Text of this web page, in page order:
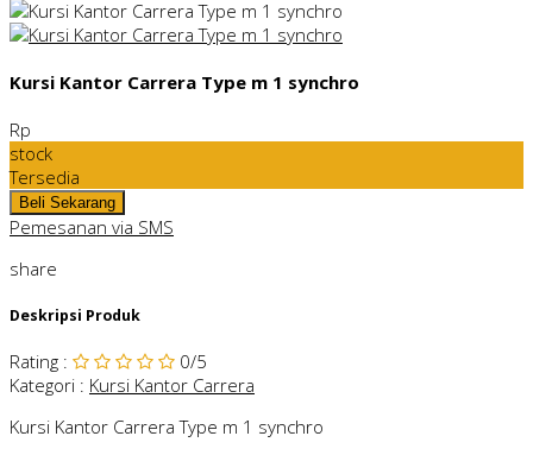
Kursi Kantor Carrera Type m 1 synchro
Rp
stock
Tersedia
Pemesanan via SMS
share
Deskripsi Produk
Rating : 0/5
Kategori : Kursi Kantor Carrera
Kursi Kantor Carrera Type m 1 synchro